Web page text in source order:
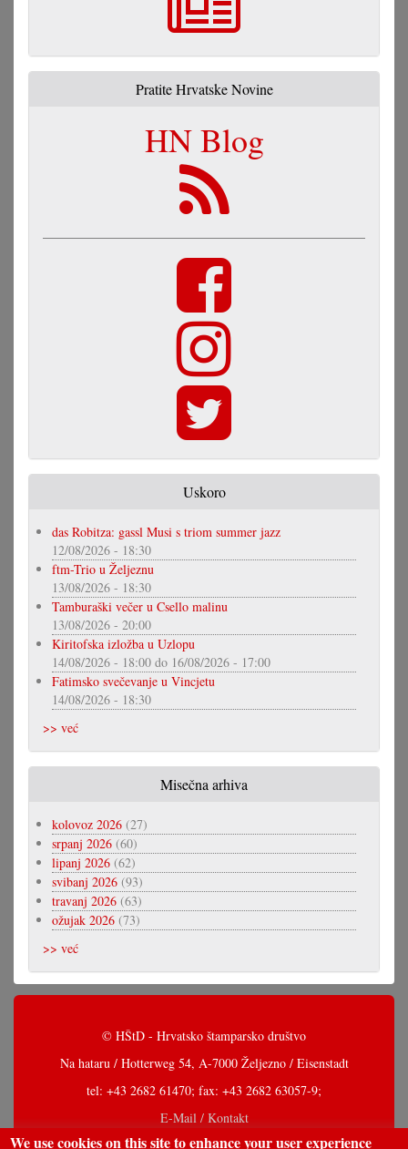
Pratite Hrvatske Novine
HN Blog
Uskoro
das Robitza: gassl Musi s triom summer jazz
12/08/2026 - 18:30
ftm-Trio u Željeznu
13/08/2026 - 18:30
Tamburaški večer u Csello malinu
13/08/2026 - 20:00
Kiritofska izložba u Uzlopu
14/08/2026 - 18:00 do 16/08/2026 - 17:00
Fatimsko svečevanje u Vincjetu
14/08/2026 - 18:30
>> već
Misečna arhiva
kolovoz 2026 (27)
srpanj 2026 (60)
lipanj 2026 (62)
svibanj 2026 (93)
travanj 2026 (63)
ožujak 2026 (73)
>> već
© HŠtD - Hrvatsko štamparsko društvo
Na hataru / Hotterweg 54, A-7000 Željezno / Eisenstadt
tel: +43 2682 61470; fax: +43 2682 63057-9;
E-Mail / Kontakt
We use cookies on this site to enhance your user experience